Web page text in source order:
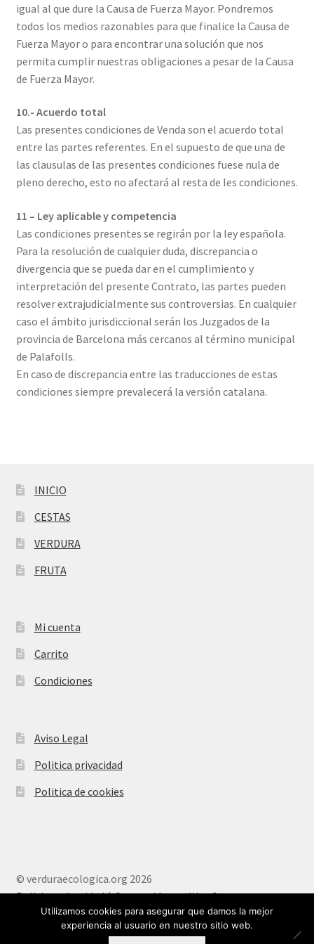
igual al que dure la Causa de Fuerza Mayor. Pondremos
todos los medios razonables para que finalice la Causa de
Fuerza Mayor o para encontrar una solución que nos
permita cumplir nuestras obligaciones a pesar de la Causa
de Fuerza Mayor.
10.- Acuerdo total
Las presentes condiciones de Venda son el acuerdo total
entre las partes referentes. En el supuesto de que una de
las clausulas de las presentes condiciones fuese nula de
pleno derecho, esto no afectará al resta de les condiciones.
11 – Ley aplicable y competencia
Las condiciones presentes se regirán por la ley española.
Para la resolución de cualquier duda, discrepancia o
divergencia que se pueda dar en el cumplimiento y
interpretación del presente Contrato, las partes pueden
resolver extrajudicialmente sus controversias. En cualquier
caso el ámbito jurisdiccional serán los Juzgados de la
provincia de Barcelona más cercanos al término municipal
de Palafolls.
En caso de discrepancia entre las traducciones de estas
condiciones siempre prevalecerá la versión catalana.
INICIO
CESTAS
VERDURA
FRUTA
Mi cuenta
Carrito
Condiciones
Aviso Legal
Politica privacidad
Politica de cookies
© verduraecologica.org 2026
Politica privacidad
Construido con WooCommerce.
Utilizamos cookies para asegurar que damos la mejor
experiencia al usuario en nuestro sitio web.